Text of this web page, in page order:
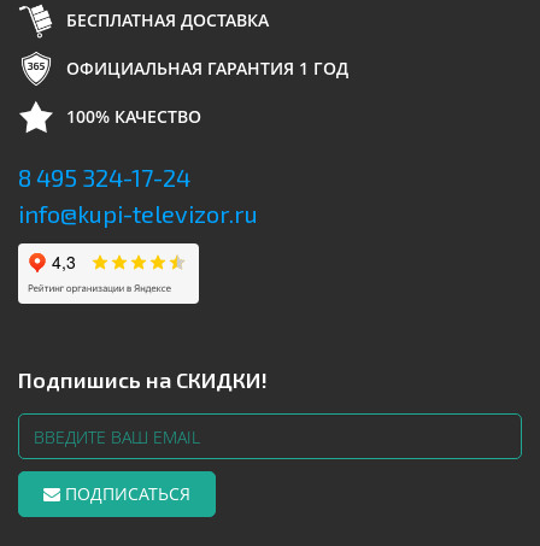
БЕСПЛАТНАЯ ДОСТАВКА
ОФИЦИАЛЬНАЯ ГАРАНТИЯ 1 ГОД
100% КАЧЕСТВО
8 495 324-17-24
info@kupi-televizor.ru
Подпишись на СКИДКИ!
ПОДПИСАТЬСЯ